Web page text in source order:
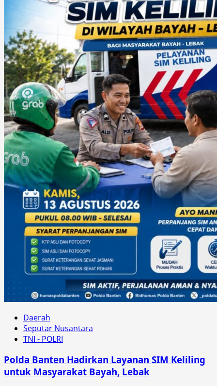
Daerah
Seputar Nusantara
TNI - POLRI
Polda Banten Hadirkan Layanan SIM Keliling
untuk Masyarakat Bayah, Lebak